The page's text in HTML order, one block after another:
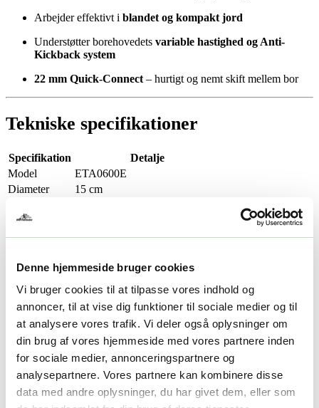
Denne hjemmeside bruger cookies
Vi bruger cookies til at tilpasse vores indhold og
annoncer, til at vise dig funktioner til sociale medier og til
at analysere vores trafik. Vi deler også oplysninger om
din brug af vores hjemmeside med vores partnere inden
for sociale medier, annonceringspartnere og
analysepartnere. Vores partnere kan kombinere disse
data med andre oplysninger, du har givet dem, eller som
Arbejder effektivt i blandet og kompakt jord
Understøtter borehovedets variable hastighed og Anti-
Kickback system
22 mm Quick-Connect – hurtigt og nemt skift mellem bor
Tekniske specifikationer
Specifikation
Detalje
Model
ETA0600E
Diameter
15 cm
Konstruktion
Kompatibilitet EGO PHA7400E borehoved
Anvendelse og fordele i praksis
ETA0600E 15 cm jordbor er det oplagte valg, når du har brug for ét
bor, der kan klare mange forskellige opgaver. Det er stort nok til
effektiv plantning og hegnsarbejde, men stadig let at kontrollere ved
præcisionsopgaver. Kombinationen af høj vridningsstyrke og stabil
boring giver et jævnt resultat – selv i kompakte jordlag.